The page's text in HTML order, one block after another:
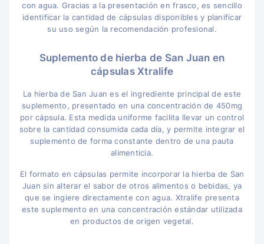
con agua. Gracias a la presentación en frasco, es sencillo
identificar la cantidad de cápsulas disponibles y planificar
su uso según la recomendación profesional.
Suplemento de hierba de San Juan en
cápsulas Xtralife
La hierba de San Juan es el ingrediente principal de este
suplemento, presentado en una concentración de 450mg
por cápsula. Esta medida uniforme facilita llevar un control
sobre la cantidad consumida cada día, y permite integrar el
suplemento de forma constante dentro de una pauta
alimenticia.
El formato en cápsulas permite incorporar la hierba de San
Juan sin alterar el sabor de otros alimentos o bebidas, ya
que se ingiere directamente con agua. Xtralife presenta
este suplemento en una concentración estándar utilizada
en productos de origen vegetal.